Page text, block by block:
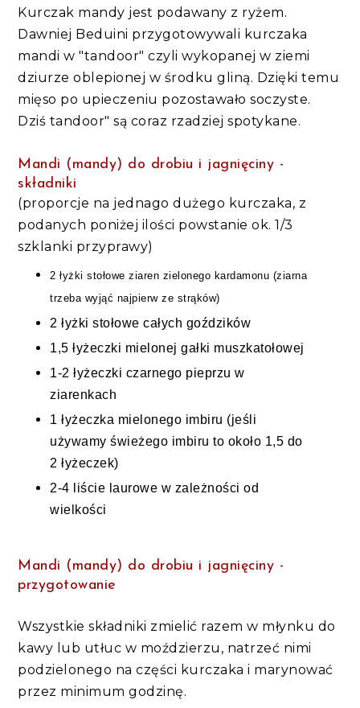
Kurczak mandy jest podawany z ryżem.
Dawniej Beduini przygotowywali kurczaka
mandi w "tandoor" czyli wykopanej w ziemi
dziurze oblepionej w środku gliną. Dzięki temu
mięso po upieczeniu pozostawało soczyste.
Dziś tandoor" są coraz rzadziej spotykane.
Mandi (mandy) do drobiu i jagnięciny -
składniki
(proporcje na jednago dużego kurczaka, z
podanych poniżej ilości powstanie ok. 1/3
szklanki przyprawy)
2 łyżki stołowe ziaren zielonego kardamonu (ziarna
trzeba wyjąć najpierw ze strąków)
2 łyżki stołowe całych goździków
1,5łyżeczki mielonej gałki muszkatołowej
1-2 łyżeczki czarnego pieprzu w
ziarenkach
1 łyżeczka mielonego imbiru (jeśli
używamy świeżego imbiru to około 1,5 do
2 łyżeczek)
2-4
liście laurowe w zależności od
wielkości
Mandi (mandy) do drobiu i jagnięciny -
przygotowanie
Wszystkie składniki zmielić razem w młynku do
kawy lub utłuc w moździerzu, natrzeć nimi
podzielonego na części kurczaka i marynować
przez minimum godzinę.